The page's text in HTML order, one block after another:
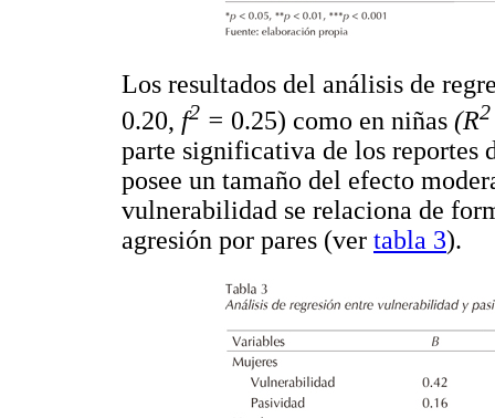
Los resultados del análisis de
0.20, f2 = 0.25) como en niñas (R2
parte significativa de los reportes
posee un tamaño del efecto
vulnerabilidad se relaciona de
agresión por pares (ver tabla 3).